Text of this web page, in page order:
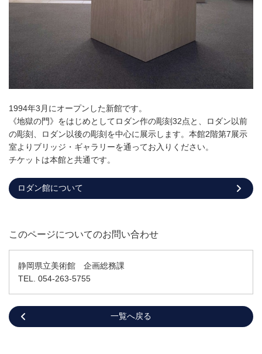
1994年3月にオープンした新館です。
《地獄の門》をはじめとしてロダン作の彫刻32点と、ロダン以前
の彫刻、ロダン以後の彫刻を中心に展示します。本館2階第7展示
室よりブリッジ・ギャラリーを通ってお入りください。
チケットは本館と共通です。
ロダン館について
このページについてのお問い合わせ
静岡県立美術館 企画総務課
TEL. 054-263-5755
一覧へ戻る